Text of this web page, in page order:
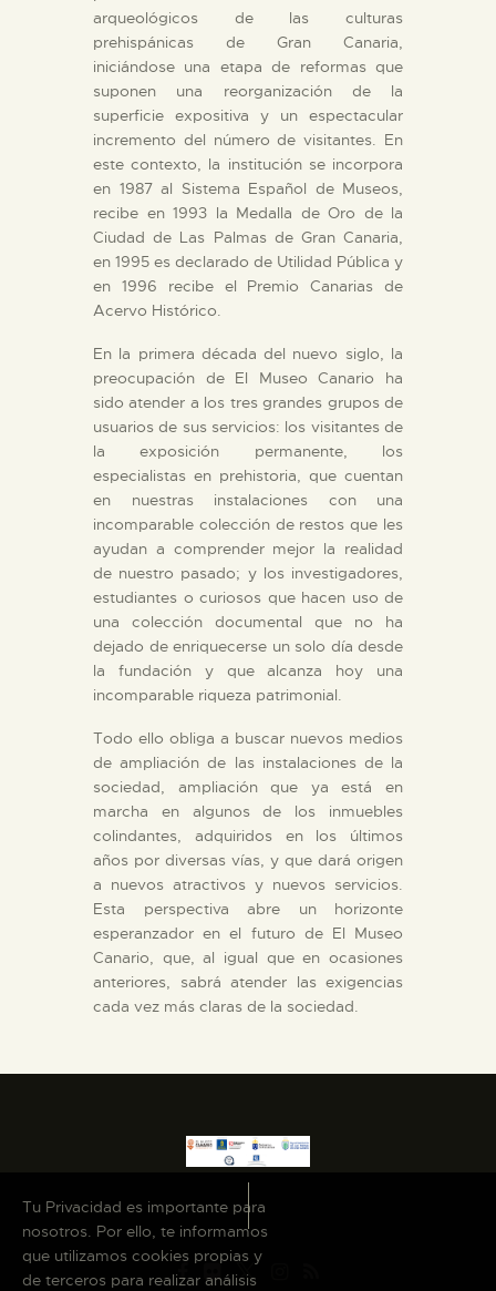
arqueológicos de las culturas
prehispánicas de Gran Canaria,
iniciándose una etapa de reformas que
suponen una reorganización de la
superficie expositiva y un espectacular
incremento del número de visitantes. En
este contexto, la institución se incorpora
en 1987 al Sistema Español de Museos,
recibe en 1993 la Medalla de Oro de la
Ciudad de Las Palmas de Gran Canaria,
en 1995 es declarado de Utilidad Pública y
en 1996 recibe el Premio Canarias de
Acervo Histórico.
En la primera década del nuevo siglo, la
preocupación de El Museo Canario ha
sido atender a los tres grandes grupos de
usuarios de sus servicios: los visitantes de
la exposición permanente, los
especialistas en prehistoria, que cuentan
en nuestras instalaciones con una
incomparable colección de restos que les
ayudan a comprender mejor la realidad
de nuestro pasado; y los investigadores,
estudiantes o curiosos que hacen uso de
una colección documental que no ha
dejado de enriquecerse un solo día desde
la fundación y que alcanza hoy una
incomparable riqueza patrimonial.
Todo ello obliga a buscar nuevos medios
de ampliación de las instalaciones de la
sociedad, ampliación que ya está en
marcha en algunos de los inmuebles
colindantes, adquiridos en los últimos
años por diversas vías, y que dará origen
a nuevos atractivos y nuevos servicios.
Esta perspectiva abre un horizonte
esperanzador en el futuro de El Museo
Canario, que, al igual que en ocasiones
anteriores, sabrá atender las exigencias
cada vez más claras de la sociedad.
Tu Privacidad es importante para
nosotros. Por ello, te informamos
que utilizamos cookies propias y
de terceros para realizar análisis